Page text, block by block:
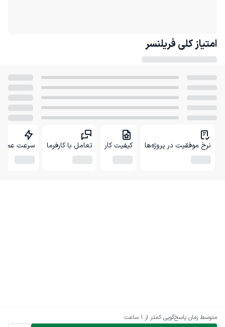
متوسط زمان پاسخ‌گویی کمتر از 1 ساعت
امتیاز کلی فریلنسر
نرخ موفقیت در پروژه‌ها کیفیت کار تعامل با کارفرما سرعت عمل